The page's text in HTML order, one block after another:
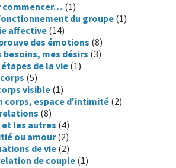
commencer… (1)
du groupe(1)
affective (14)
des émotions (8)
besoins, mes désirs (3)
étapes de la vie(1)
(5)
visible (1)
corps, espace d'intimité (2)
relations (8)
et les autres (4)
ou amour(2)
de vie (2)
de couple (1)